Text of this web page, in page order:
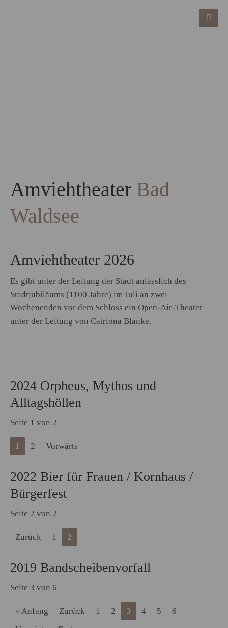
Amviehtheater Bad
Waldsee
Amviehtheater 2026
Es gibt unter der Leitung der Stadt anlässlich des
Stadtjubiläums (1100 Jahre) im Juli an zwei
Wochenenden vor dem Schloss ein Open-Air-Theater
unter der Leitung von Catriona Blanke.
2024 Orpheus, Mythos und
Alltagshöllen
Seite 1 von 2
1 2 Vorwärts
2022 Bier für Frauen / Kornhaus /
Bürgerfest
Seite 2 von 2
Zurück 1 2
2019 Bandscheibenvorfall
Seite 3 von 6
« Anfang Zurück 1 2 3 4 5
6